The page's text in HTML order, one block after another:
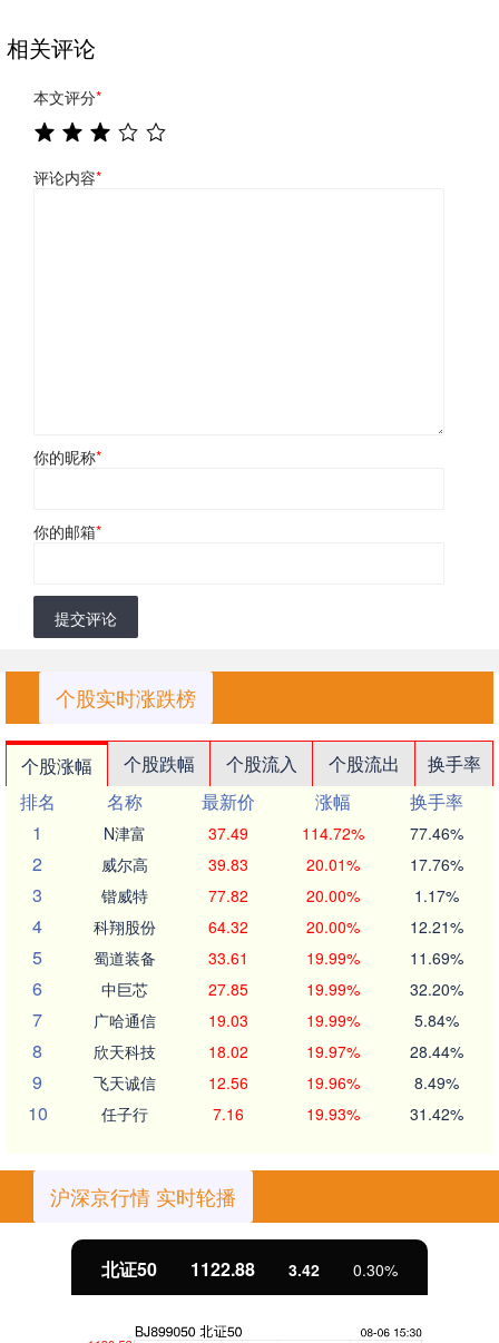
相关评论
本文评分*
评论内容*
你的昵称*
你的邮箱*
提交评论
个股实时涨跌榜
个股涨幅 个股跌幅 个股流入 个股流出
换手率
排名
名称 最新价 涨幅
换手率
1
N津富 37.49 114.72% 77.46%
2 威尔高 39.83 20.01% 17.76%
3 锴威特 77.82 20.00% 1.17%
4 科翔股份 64.32 20.00% 12.21%
5 蜀道装备 33.61 19.99% 11.69%
6 中巨芯 27.85 19.99% 32.20%
7 广哈通信 19.03 19.99% 5.84%
8 欣天科技 18.02 19.97% 28.44%
9 飞天诚信 12.56 19.96% 8.49%
10 任子行 7.16 19.93% 31.42%
沪深京行情 实时轮播
北证50 1122.88 3.42 0.30%